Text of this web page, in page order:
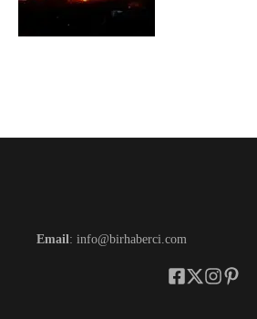
Email : info@birhaberci.com